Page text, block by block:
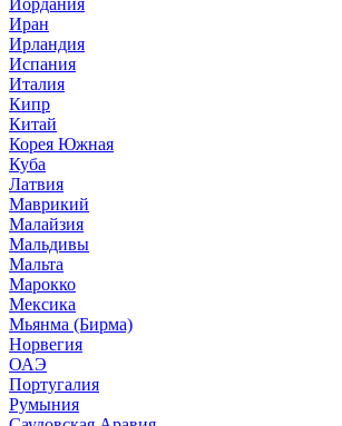
Иордания
Иран
Ирландия
Испания
Италия
Кипр
Китай
Корея Южная
Куба
Латвия
Маврикий
Малайзия
Мальдивы
Мальта
Марокко
Мексика
Мьянма (Бирма)
Норвегия
ОАЭ
Португалия
Румыния